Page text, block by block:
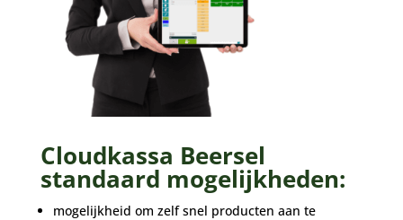
Cloudkassa Beersel
standaard mogelijkheden:
mogelijkheid om zelf snel producten aan te